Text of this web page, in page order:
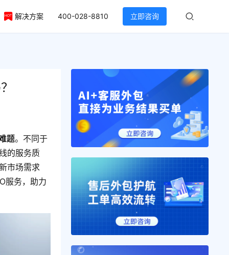
解决方案 400-028-8810 立即咨询
题。不同于
的服务质
市场需求
服务，助力